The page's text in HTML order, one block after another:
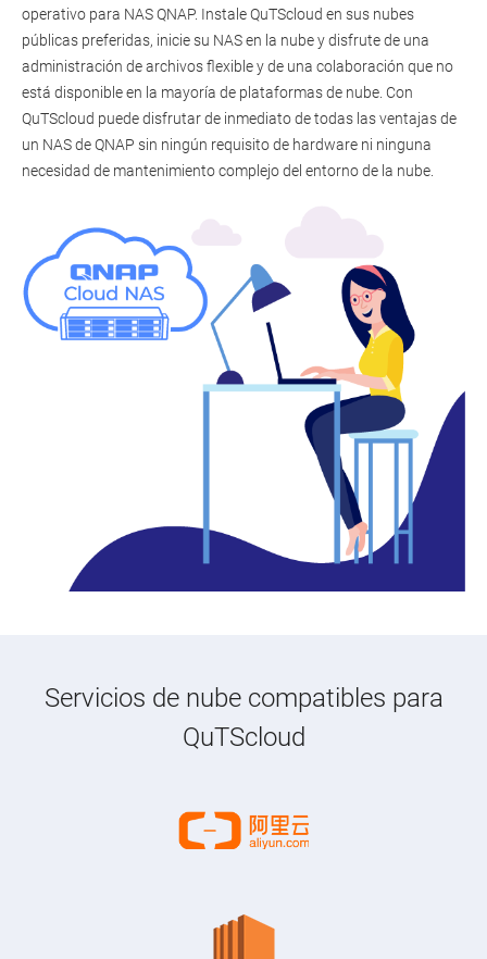
operativo para NAS QNAP. Instale QuTScloud en sus nubes
públicas preferidas, inicie su NAS en la nube y disfrute de una
administración de archivos flexible y de una colaboración que no
está disponible en la mayoría de plataformas de nube. Con
QuTScloud puede disfrutar de inmediato de todas las ventajas de
un NAS de QNAP sin ningún requisito de hardware ni ninguna
necesidad de mantenimiento complejo del entorno de la nube.
Servicios de nube compatibles para
QuTScloud